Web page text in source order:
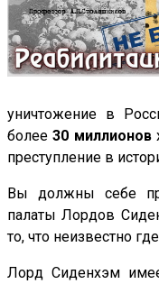
уничтожение в
более30 миллионов
преступление в
Вы должны себе
палаты Лордов
то, что неизвестно
Лорд Сиденхэм